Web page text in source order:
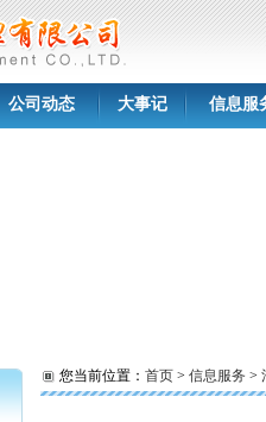
公司动态 大事记 信息服
您当前位置： 首页 > 信息服务 >